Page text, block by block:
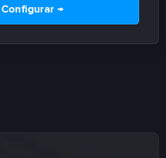
Configurar →